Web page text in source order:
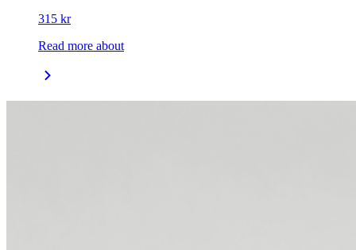
315 kr
Read more about